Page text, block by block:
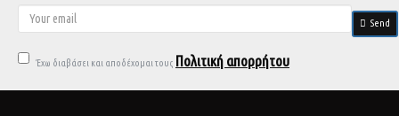
Send
Έχω διαβάσει και αποδέχομαι τους Πολιτική απορρήτου